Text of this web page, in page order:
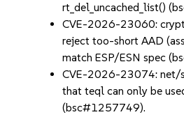
rt_del_uncached_list()
CVE-2026-23060:
reject too-short AAD
match ESP/ESN spec
CVE-2026-23074: net/
that teql can only be
(bsc#1257749).